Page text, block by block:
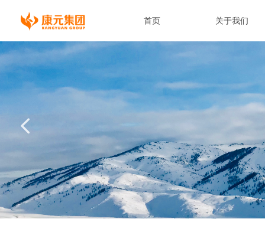
넳
首页 关于我们